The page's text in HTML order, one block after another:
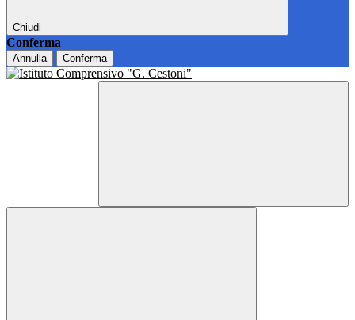
Chiudi
Conferma
Annulla Conferma